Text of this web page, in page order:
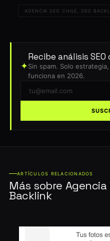
AGENCIA SEO CHILE, SEO
✦
Recibe análisis
Sin spam. Solo
funciona en 2026.
ARTÍCULOS RELACIONADOS
Más sobre Agencia
Backlink